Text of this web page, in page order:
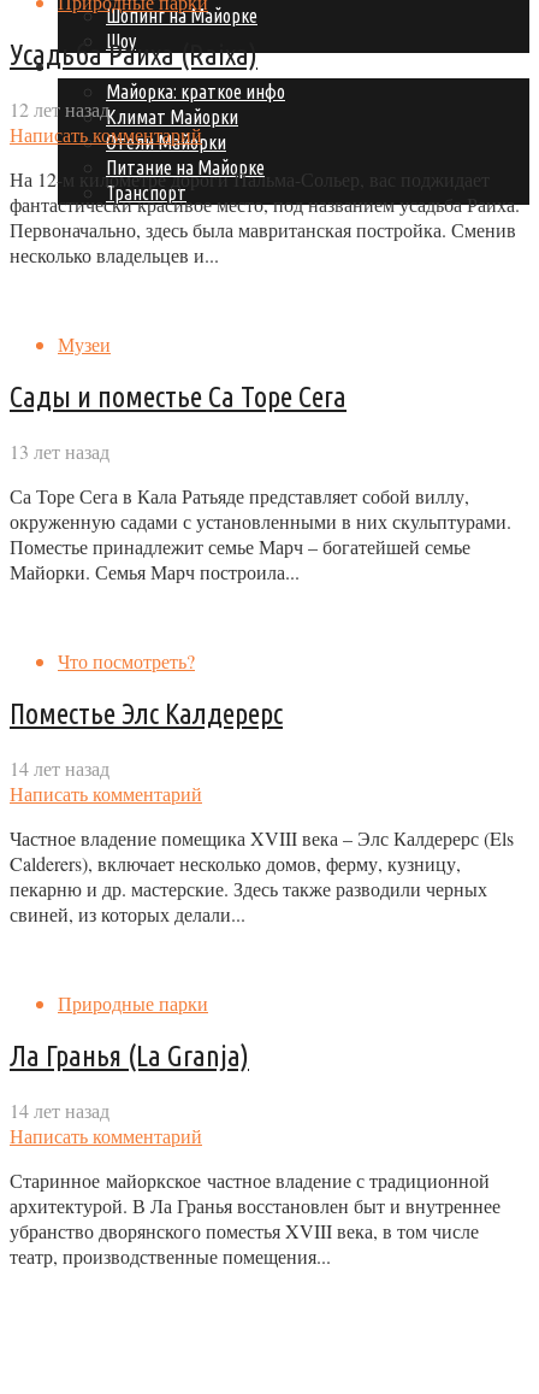
Шопинг на Майорке
Шоу
Подготовка к поездке
Майорка: краткое инфо
Климат Майорки
Отели Майорки
Питание на Майорке
Транспорт
Усадьба Раиха (Raixa)
12 лет назад
Написать комментарий
На 12-м километре дороги Пальма-Сольер, вас поджидает
фантастически красивое место, под названием усадьба Раиха.
Первоначально, здесь была мавританская постройка. Сменив
несколько владельцев и...
Музеи
Сады и поместье Са Торе Сега
13 лет назад
Са Торе Сега в Кала Ратьяде представляет собой виллу,
окруженную садами с установленными в них скульптурами.
Поместье принадлежит семье Марч – богатейшей семье
Майорки. Семья Марч построила...
Что посмотреть?
Поместье Элс Калдерерс
14 лет назад
Написать комментарий
Частное владение помещика XVIII века – Элс Калдерерс (Els
Calderers), включает несколько домов, ферму, кузницу,
пекарню и др. мастерские. Здесь также разводили черных
свиней, из которых делали...
Природные парки
Ла Гранья (La Granja)
14 лет назад
Написать комментарий
Старинное майоркское частное владение с традиционной
архитектурой. В Ла Гранья восстановлен быт и внутреннее
убранство дворянского поместья XVIII века, в том числе
театр, производственные помещения...